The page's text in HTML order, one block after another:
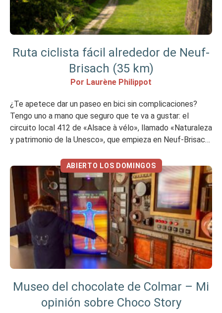
Ruta ciclista fácil alrededor de Neuf-
Brisach (35 km)
Por Laurène Philippot
¿Te apetece dar un paseo en bici sin complicaciones?
Tengo uno a mano que seguro que te va a gustar: el
circuito local 412 de «Alsace à vélo», llamado «Naturaleza
y patrimonio de la Unesco», que empieza en Neuf-Brisach.
Resumen en vídeo Un circuito […]
ABIERTO LOS DOMINGOS
Museo del chocolate de Colmar – Mi
opinión sobre Choco Story